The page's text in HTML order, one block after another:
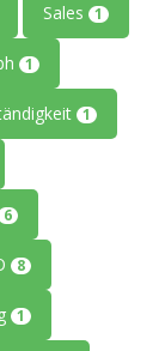
Sales 1
1
1
6
8
1